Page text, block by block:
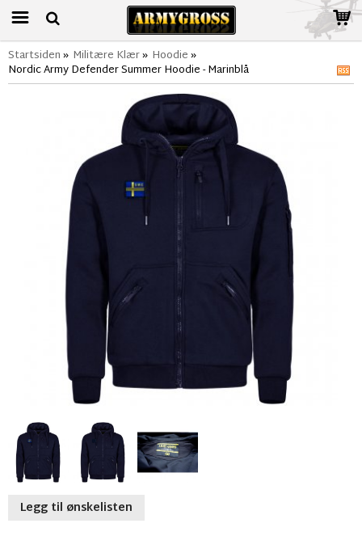
Startsiden» Militære Klær» Hoodie»
Nordic Army Defender Summer Hoodie - Marinblå
Legg til ønskelisten